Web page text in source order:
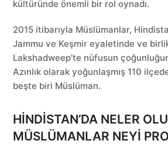
kültüründe önemli bir rol oynadı.
2015 itibarıyla Müslümanlar,
Jammu ve Keşmir eyaletinde ve
Lakshadweep’te nüfusun
Azınlık olarak yoğunlaşmış 110
beşte biri Müslüman.
HİNDİSTAN’DA NELER
MÜSLÜMANLAR NEYİ